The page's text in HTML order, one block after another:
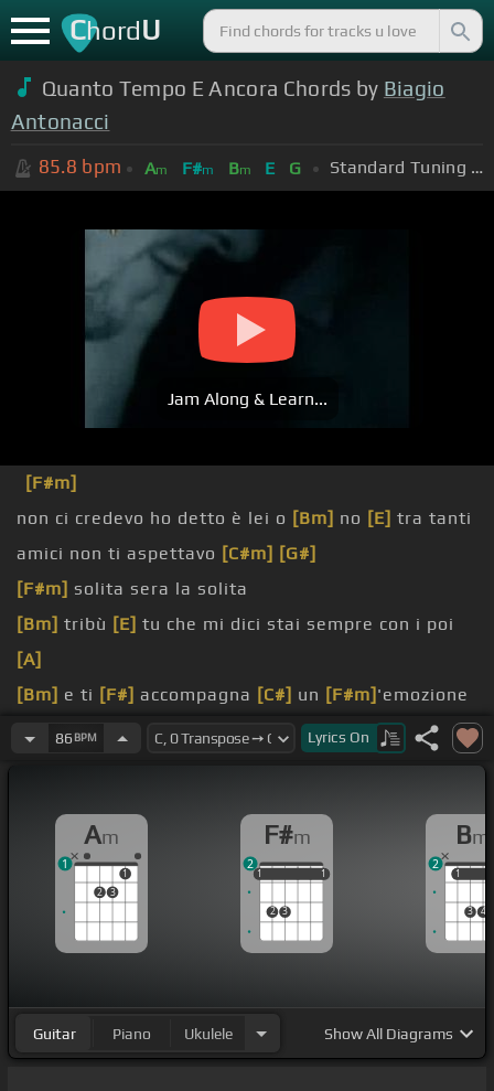
ChordU
Quanto Tempo E Ancora Chords by Biagio
Antonacci
85.8 bpm Am F#m Bm E G Standard Tuning (EADGBE)
Jam Along & Learn...
[F#m]
non ci credevo ho detto è lei o [Bm] no [E] tra tanti
amici non ti aspettavo [C#m] [G#]
[F#m] solita sera la solita
[Bm] tribù [E] tu che mi dici stai sempre con i poi
[A]
[Bm] e ti [F#] accompagna [C#] un [F#m] 'emozione
forte[Bm] [F#]accompagnava
[Dm]ti fai sentire
[F]ti mette proprio al centro
tempo è ancora
vayas [E]yo[Am] podrei morir[F]que se te me
[Am]
vayas
86 BPM Lyrics On
Am
2 3
1
1
F#m
1
2 3
1
1 1
2
Bm
1
3 4
1
2
Guitar Piano Ukulele ShowAll Diagrams